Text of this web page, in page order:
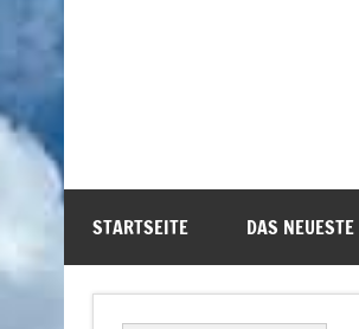
STARTSEITE DAS NEUESTE